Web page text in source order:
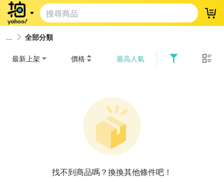
登
全部分類
最新上架 價格 最高人氣
找不到商品嗎？換換其他條件吧！